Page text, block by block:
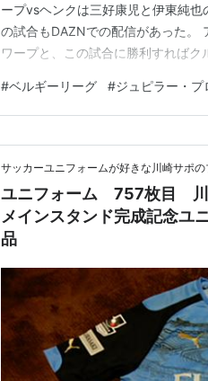
ープvsヘンクは三好康児と伊東純
の試合もDAZNでの配信があった。
ワープと、この試合に勝利すれば
が、多くのメンバーは固定。三好康
リスケ監督からの信頼の厚さが窺
#ベルギーリーグ #ジュピラー・プ
サッカーユニフォームが好きな川崎サポの
ユニフォーム 757枚目
メインスタンド完成記念
品